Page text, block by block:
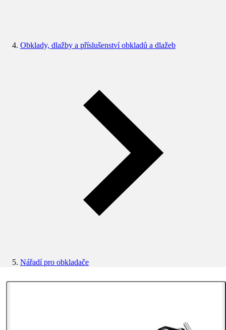
Obklady, dlažby a příslušenství obkladů a dlažeb
Nářadí pro obkladače